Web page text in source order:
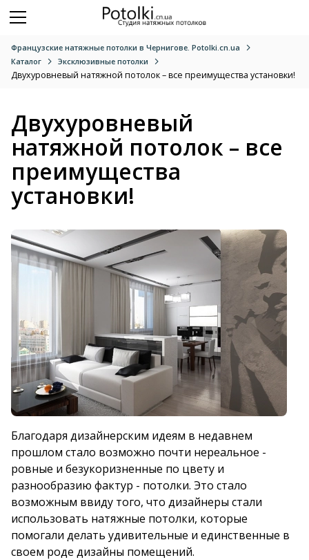
Французские натяжные потолки в Чернигове. Potolki.cn.ua
Каталог
Эксклюзивные потолки
Двухуровневый натяжной потолок – все преимущества установки!
Двухуровневый
натяжной потолок – все
преимущества
установки!
Благодаря дизайнерским идеям в недавнем
прошлом стало возможно почти нереальное -
ровные и безукоризненные по цвету и
разнообразию фактур - потолки. Это стало
возможным ввиду того, что дизайнеры стали
использовать натяжные потолки, которые
помогали делать удивительные и единственные в
своем роде дизайны помещений.